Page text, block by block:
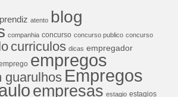
atento blog
companhia concurso concurso publico concurso
curriculos dicas empregador
empregos
guarulhos Empregos
empresas estagio estagios